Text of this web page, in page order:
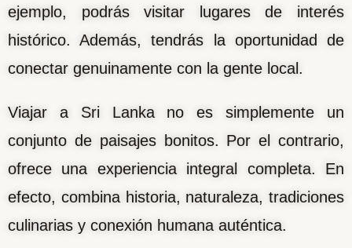
ejemplo, podrás visitar lugares de interés
histórico. Además, tendrás la oportunidad de
conectar genuinamente con la gente local.
Viajar a Sri Lanka no es simplemente un
conjunto de paisajes bonitos. Por el contrario,
ofrece una experiencia integral completa. En
efecto, combina historia, naturaleza, tradiciones
culinarias y conexión humana auténtica.